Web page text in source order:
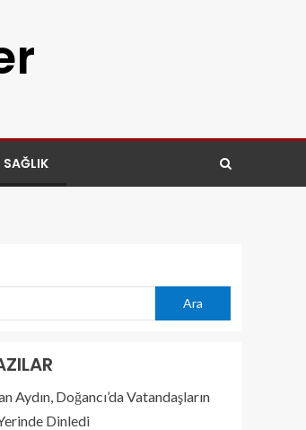
SAĞLIK
Ara
Aydın, Doğancı’da Vatandaşların
Dinledi